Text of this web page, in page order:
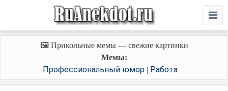
🖼️ Прикольные мемы — свежие картинки
Мемы:
Профессиональный юмор | Работа